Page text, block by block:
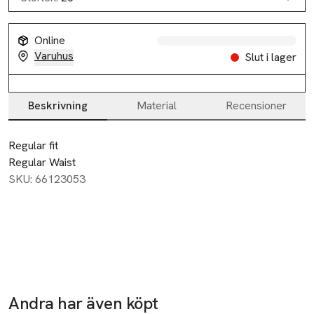
Online
Varuhus
Slut i lager
Beskrivning Material Recensioner
Beskrivning
Regular fit
Regular Waist
SKU: 66123053
Andra har även köpt
Ta 2 betala 1